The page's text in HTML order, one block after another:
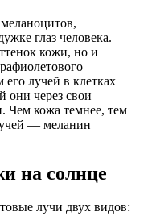
глаз человека.
кожи, но и
лучей в клетках
они через свои
Чем кожа темнее, тем
— меланин
на солнце
лучи двух видов: